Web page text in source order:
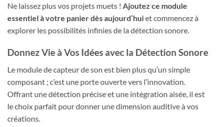
Ne laissez plus vos projets muets ! Ajoutez ce module
essentiel à votre panier dès aujourd’huiet commencez à
explorer les possibilités infinies de la détection sonore.
Donnez Vie à Vos Idées avec la Détection Sonore
Le module de capteur de son est bien plus qu’un simple
composant ; c’est une porte ouverte vers l’innovation.
Offrant une détection précise et une intégration aisée, il est
le choix parfait pour donner une dimension auditive à vos
créations.